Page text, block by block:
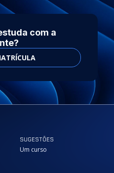
com a
SUGESTÕES
Um curso